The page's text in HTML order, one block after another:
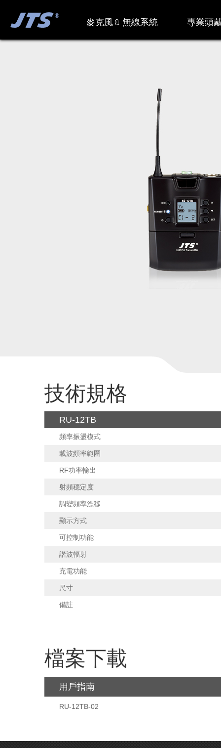
麥克風 & 無線系統 專業頭
技術規格
RU-12TB
頻率振盪模式
載波頻率範圍
RF功率輸出
射頻穩定度
調變頻率漂移
顯示方式
可控制功能
諧波輻射
充電功能
尺寸
備註
檔案下載
用戶指南
RU-12TB-02